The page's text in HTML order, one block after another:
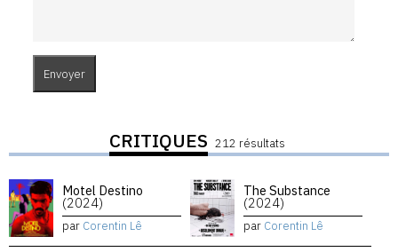
CRITIQUES 212 résultats
Motel Destino
(2024)
par Corentin Lê
The Substance
(2024)
par Corentin Lê